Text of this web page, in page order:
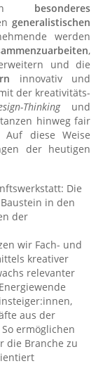
besonderes
generalistischen
werden
,
und die
innovativ und
der kreativitäts-
Thinkingund
hinweg fair
Auf diese Weise
der heutigen
Die
in den
der
wir Fach- und
kreativer
relevanter
aus der
ermöglichen
die Branche zu